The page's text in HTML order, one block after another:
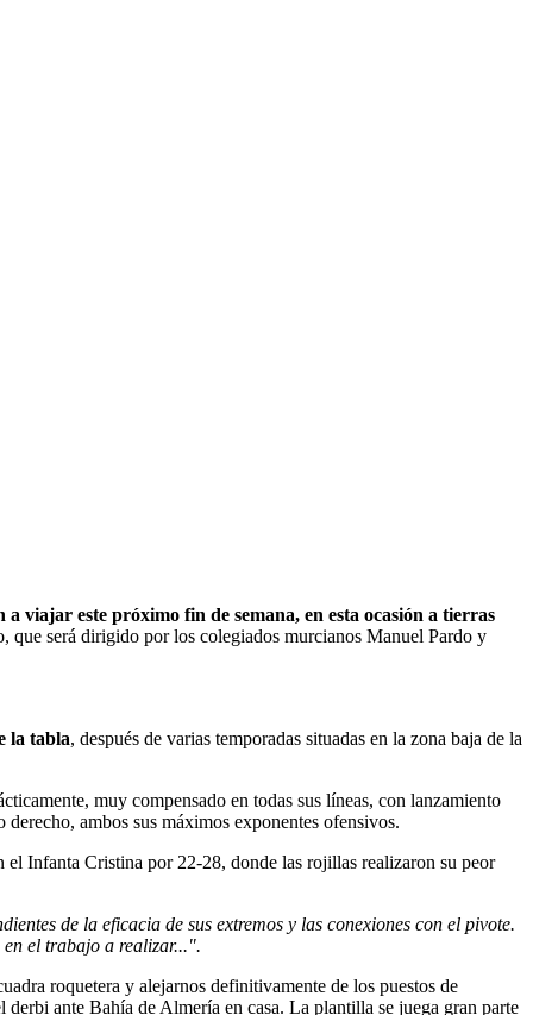
a viajar este próximo fin de semana, en esta ocasión a tierras
será dirigido por los colegiados murcianos Manuel Pardo y
la tabla, después de varias temporadas situadas en la zona baja de la
muy compensado en todas sus líneas, con lanzamiento
ambos sus máximos exponentes ofensivos.
el Infanta Cristina por 22-28, donde las rojillas realizaron su peor
de la eficacia de sus extremos y las conexiones con el pivote.
el trabajo a realizar...".
roquetera y alejarnos definitivamente de los puestos de
ante Bahía de Almería en casa. La plantilla se juega gran parte